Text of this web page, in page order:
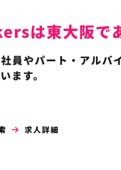
は東大阪で
員やパート・アルバ
ます。
求人詳細